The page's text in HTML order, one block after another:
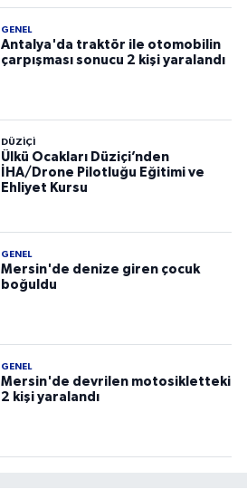
GENEL
Antalya'da traktör ile otomobilin
çarpışması sonucu 2 kişi yaralandı
DÜZIÇI
Ülkü Ocakları Düziçi’nden
İHA/Drone Pilotluğu Eğitimi ve
Ehliyet Kursu
GENEL
Mersin'de denize giren çocuk
boğuldu
GENEL
Mersin'de devrilen motosikletteki
2 kişi yaralandı